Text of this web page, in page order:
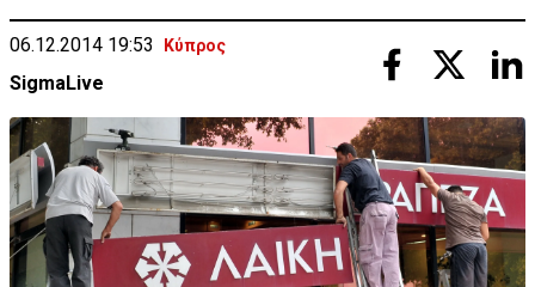
06.12.2014 19:53 Κύπρος
SigmaLive